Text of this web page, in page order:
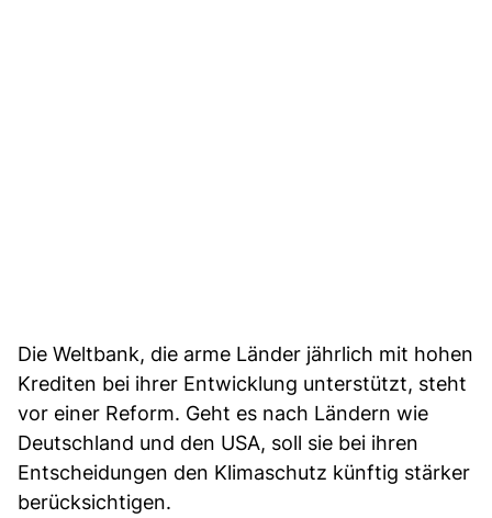
Die Weltbank, die arme Länder jährlich mit hohen
Krediten bei ihrer Entwicklung unterstützt, steht
vor einer Reform. Geht es nach Ländern wie
Deutschland und den USA, soll sie bei ihren
Entscheidungen den Klimaschutz künftig stärker
berücksichtigen.